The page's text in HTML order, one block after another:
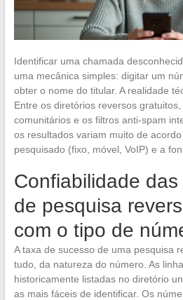
Identificar uma chamada
uma mecânica simples: digitar um
obter o nome do titular. A realidade
Entre os diretórios reversos
comunitários e os filtros anti-spam
os resultados variam muito de
pesquisado (fixo, móvel, VoIP) e a
Confiabilidade
de pesquisa
com o tipo de
A taxa de sucesso de uma pesquisa
tudo, da natureza do número. As
historicamente listadas no diretório
as mais fáceis de identificar. Os